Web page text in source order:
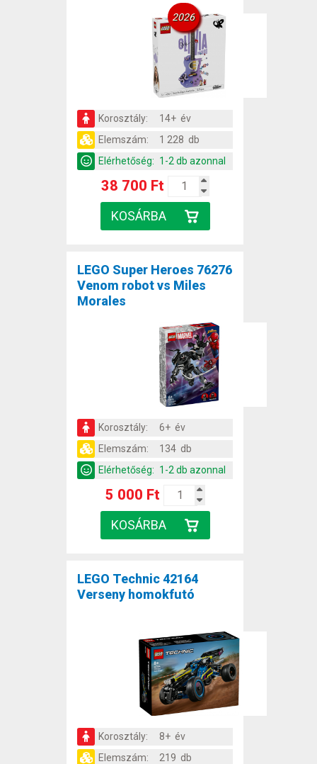
2026
Korosztály:
14+ év
Elemszám:
1 228 db
Elérhetőség: 1-2 db azonnal
38 700 Ft
LEGO Super Heroes 76276
Venom robot vs Miles
Morales
Korosztály:
6+ év
Elemszám:
134 db
Elérhetőség: 1-2 db azonnal
5 000 Ft
LEGO Technic 42164
Verseny homokfutó
Korosztály:
8+ év
Elemszám:
219 db